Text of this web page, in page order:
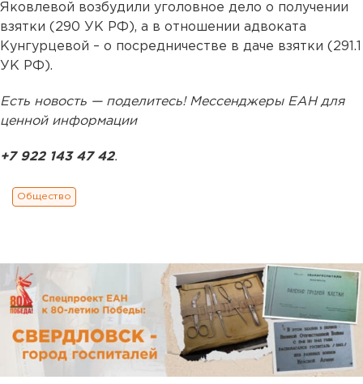
Яковлевой возбудили уголовное дело о получении
взятки (290 УК РФ), а в отношении адвоката
Кунгурцевой – о посредничестве в даче взятки (291.1
УК РФ).
Есть новость — поделитесь! Мессенджеры ЕАН для
ценной информации
+7 922 143 47 42.
Общество